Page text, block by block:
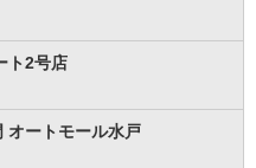
ト2号店
オートモール水戸